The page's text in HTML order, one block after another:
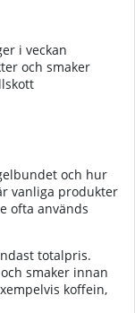
i veckan
och smaker
och hur
vanliga produkter
ofta används
totalpris.
smaker innan
koffein,